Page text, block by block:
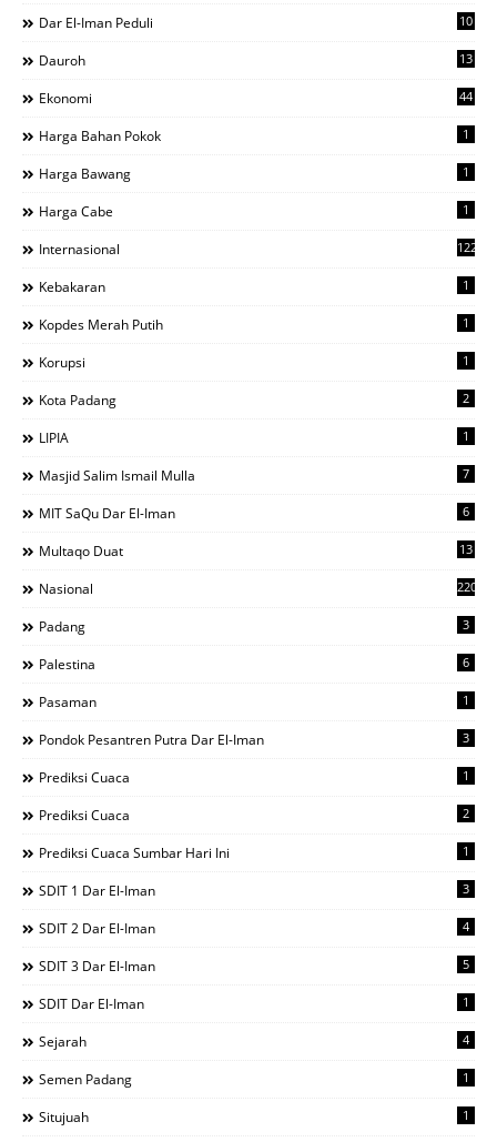
Dar El-Iman Peduli 10
Dauroh 13
Ekonomi 44
Harga Bahan Pokok 1
Harga Bawang 1
Harga Cabe 1
Internasional 122
Kebakaran 1
Kopdes Merah Putih 1
Korupsi 1
Kota Padang 2
LIPIA 1
Masjid Salim Ismail Mulla 7
MIT SaQu Dar El-Iman 6
Multaqo Duat 13
Nasional 220
Padang 3
Palestina 6
Pasaman 1
Pondok Pesantren Putra Dar El-Iman 3
Prediksi Cuaca 1
Prediksi Cuaca 2
Prediksi Cuaca Sumbar Hari Ini 1
SDIT 1 Dar El-Iman 3
SDIT 2 Dar El-Iman 4
SDIT 3 Dar El-Iman 5
SDIT Dar El-Iman 1
Sejarah 4
Semen Padang 1
Situjuah 1